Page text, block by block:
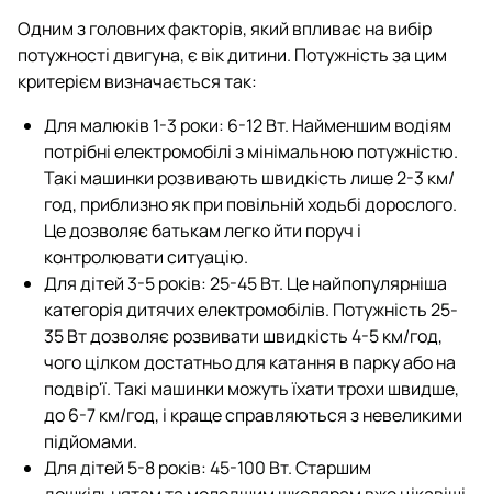
Одним з головних факторів, який впливає на вибір
потужності двигуна, є вік дитини. Потужність за цим
критерієм визначається так:
Для малюків 1-3 роки: 6-12 Вт. Найменшим водіям
потрібні електромобілі з мінімальною потужністю.
Такі машинки розвивають швидкість лише 2-3 км/
год, приблизно як при повільній ходьбі дорослого.
Це дозволяє батькам легко йти поруч і
контролювати ситуацію.
Для дітей 3-5 років: 25-45 Вт. Це найпопулярніша
категорія дитячих електромобілів. Потужність 25-
35 Вт дозволяє розвивати швидкість 4-5 км/год,
чого цілком достатньо для катання в парку або на
подвір'ї. Такі машинки можуть їхати трохи швидше,
до 6-7 км/год, і краще справляються з невеликими
підйомами.
Для дітей 5-8 років: 45-100 Вт. Старшим